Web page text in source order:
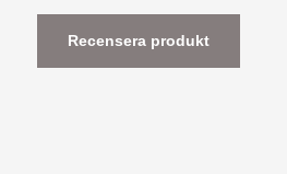
Recensera produkt